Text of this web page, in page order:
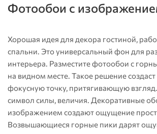
Фотообои с
Хорошая идея для декора гостиной,
спальни. Это универсальный фон для
интерьера. Разместите фотообои с
на видном месте. Такое решение
фокусную точку, притягивающую
символ силы, величия. Декоративные
изображением создают ощущение
Возвышающиеся горные пики дарят